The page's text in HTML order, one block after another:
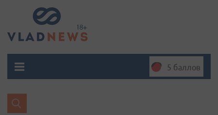
5 баллов